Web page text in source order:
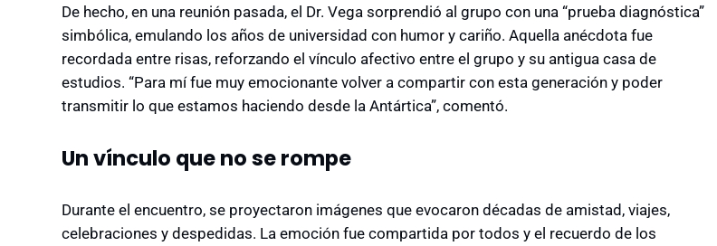
De hecho, en una reunión pasada, el Dr. Vega sorprendió al grupo con una “prueba diagnóstica”
simbólica, emulando los años de universidad con humor y cariño. Aquella anécdota fue
recordada entre risas, reforzando el vínculo afectivo entre el grupo y su antigua casa de
estudios. “Para mí fue muy emocionante volver a compartir con esta generación y poder
transmitir lo que estamos haciendo desde la Antártica”, comentó.
Un vínculo que no se rompe
Durante el encuentro, se proyectaron imágenes que evocaron décadas de amistad, viajes,
celebraciones y despedidas. La emoción fue compartida por todos y el recuerdo de los